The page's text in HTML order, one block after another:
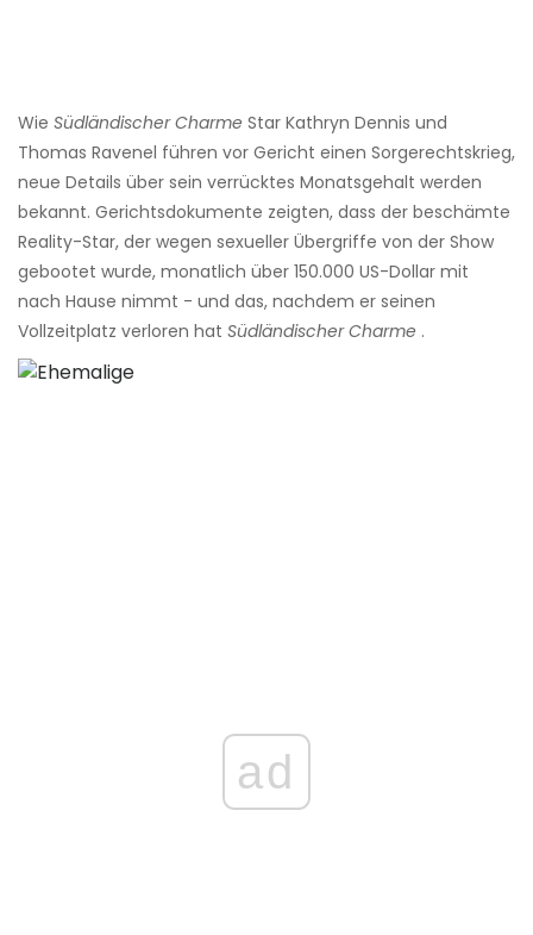
Wie Südländischer Charme Star Kathryn Dennis und
Thomas Ravenel führen vor Gericht einen Sorgerechtskrieg,
neue Details über sein verrücktes Monatsgehalt werden
bekannt. Gerichtsdokumente zeigten, dass der beschämte
Reality-Star, der wegen sexueller Übergriffe von der Show
gebootet wurde, monatlich über 150.000 US-Dollar mit
nach Hause nimmt - und das, nachdem er seinen
Vollzeitplatz verloren hat Südländischer Charme .
ad